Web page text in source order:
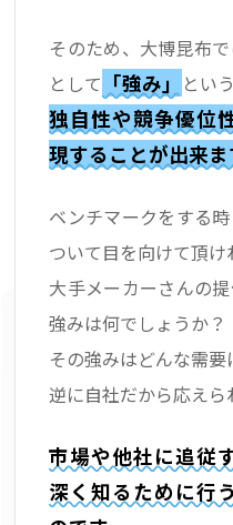
そのため、大博昆布
として 「強み」 とい
独自性や競争優位
現することが出来ま
ベンチマークをする
ついて目を向けて頂け
大手メーカーさんの
強みは何でしょうか？
その強みはどんな需要
逆に自社だから応えら
市場や他社に追従
深く知るために行